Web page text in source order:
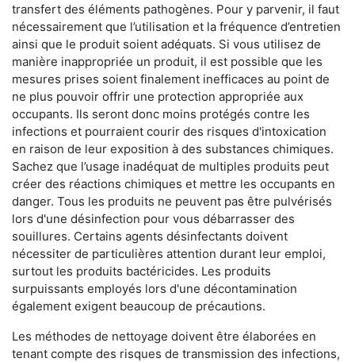
transfert des éléments pathogènes. Pour y parvenir, il faut
nécessairement que l’utilisation et la fréquence d’entretien
ainsi que le produit soient adéquats. Si vous utilisez de
manière inappropriée un produit, il est possible que les
mesures prises soient finalement inefficaces au point de
ne plus pouvoir offrir une protection appropriée aux
occupants. Ils seront donc moins protégés contre les
infections et pourraient courir des risques d'intoxication
en raison de leur exposition à des substances chimiques.
Sachez que l’usage inadéquat de multiples produits peut
créer des réactions chimiques et mettre les occupants en
danger. Tous les produits ne peuvent pas être pulvérisés
lors d'une désinfection pour vous débarrasser des
souillures. Certains agents désinfectants doivent
nécessiter de particulières attention durant leur emploi,
surtout les produits bactéricides. Les produits
surpuissants employés lors d'une décontamination
également exigent beaucoup de précautions.
Les méthodes de nettoyage doivent être élaborées en
tenant compte des risques de transmission des infections,